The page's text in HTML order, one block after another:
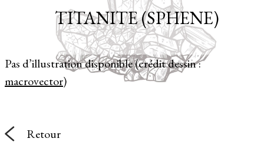
Liens et ressources
Pas d’illustration disponible (crédit dessin :
macrovector)
TITANITE (SPHENE)
Retour